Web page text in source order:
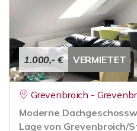
1.000,- € VERMIETET
Grevenbroich -
Moderne
Lage von Grevenbroich/